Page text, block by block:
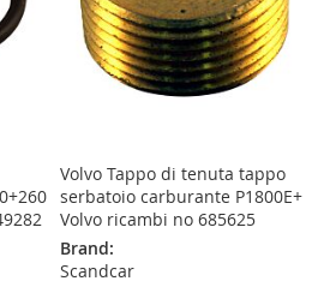
Volvo Tappo di tenuta tappo
serbatoio carburante P1800E+
Volvo ricambi no 685625
Brand:
Scandcar